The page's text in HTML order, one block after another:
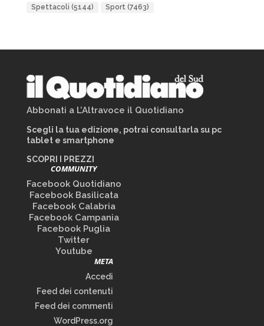
Spettacoli (5144) Sport(7463)
Abbonati a L’Altravoce il Quotidiano
Scegli la tua edizione, potrai consultarla su pc
tablet e smartphone
SCOPRI I PREZZI
COMMUNITY
Facebook Quotidiano
Facebook Basilicata
Facebook Calabria
Facebook Campania
Facebook Puglia
Twitter
Youtube
META
Accedi
Feed dei contenuti
Feed dei commenti
WordPress.org